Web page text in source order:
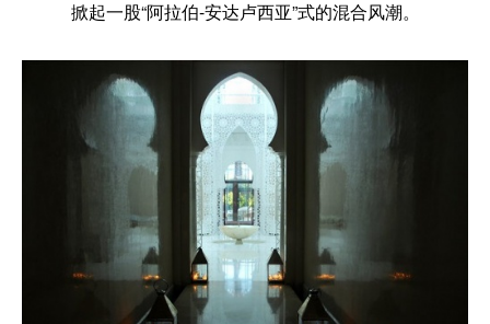
掀起一股“阿拉伯-安达卢西亚”式的混合风潮。